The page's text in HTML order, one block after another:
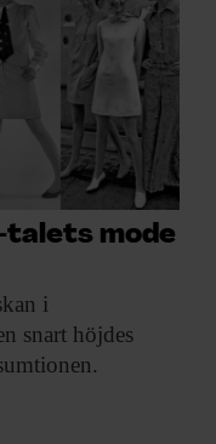
mode
i
snart höjdes